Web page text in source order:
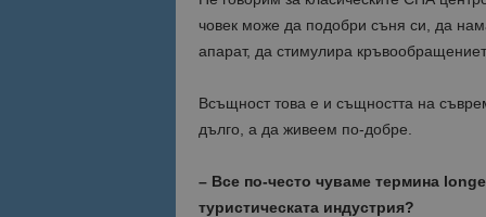
човек може да подобри съня си, да
апарат, да стимулира
Всъщност това е и същността на
дълго, а да живеем по-добре.
– Все по-често чуваме термина
туристическата индустрия?
Име
Име